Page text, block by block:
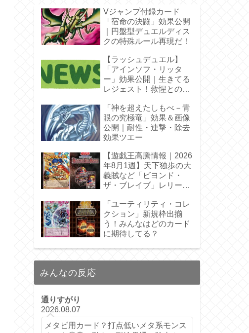
Vジャンプ付録カード
「宿命の決闘」効果公開
｜円盤型デュエルディス
クの特殊ルール再現だ！
【ラッシュデュエル】
「アインソフ・リッタ
ー」効果公開｜生きてる
レジェスト！救惺との相
「神を超えたしもべ－青
眼の究極竜」効果＆画像
公開｜耐性・連撃・除去
効果ツエー
【遊戯王高騰情報｜2026
年8月1週】天下独歩の大
義賊など「ビヨンド・
ザ・ブレイブ」レリーフ
「ユーティリティ・コレ
クション」新規枠出揃
う！みんなはどのカード
に期待してる？
みんなの反応
通りすがり
2026.08.07
メタビ用カード？打点低いメタ系モンス